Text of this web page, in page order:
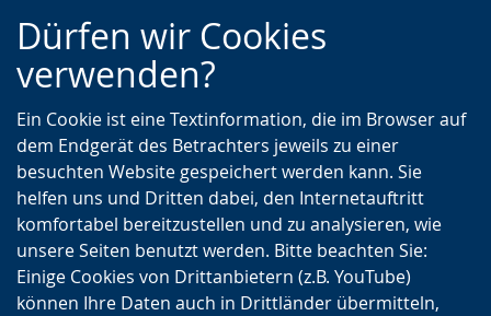
Zur
Hauptnavigation
Zur
Seitennavigation
Zum
Inhalt
Dürfen wir Cookies
verwenden?
Ein Cookie ist eine Textinformation, die im Browser auf
dem Endgerät des Betrachters jeweils zu einer
besuchten Website gespeichert werden kann. Sie
helfen uns und Dritten dabei, den Internetauftritt
komfortabel bereitzustellen und zu analysieren, wie
unsere Seiten benutzt werden. Bitte beachten Sie:
Einige Cookies von Drittanbietern (z.B. YouTube)
können Ihre Daten auch in Drittländer übermitteln,